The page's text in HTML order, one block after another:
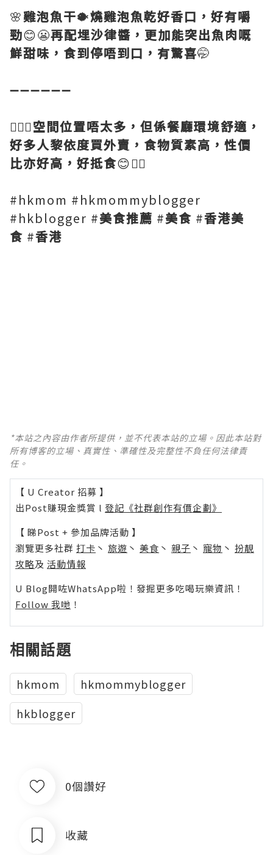
🌸雞泡魚干🐡燒雞泡魚乾好香口，好有嚼
勁😊😬再配埋沙律醬，更加能突出魚肉嘅
鮮甜味，食到停唔到口，有驚喜🤭
➖➖➖➖➖➖
💁🏻‍♀️空間位置唔太多，但係餐廳環境舒適，
好多人黎依度買外賣，食物質素高，性價
比亦好高，好抵食😊👍🏻
#hkmom #hkmommyblogger
#hkblogger #美食推薦 #美食 #香港美
食 #香港
*本站之內容由作者所提供，並不代表本站的立場。因此本站對
所有博客的立場、真實性、準確性及完整性不負任何法律責
任。
【 U Creator 招募 】
出Post賺現金獎賞 l 登記《社群創作有價企劃》
【 睇Post + 參加品牌活動 】
瀏覽更多社群 打卡 丶 旅遊 丶 美食 丶 親子 丶 寵物 丶 扮靚
攻略及 活動情報
U Blog開咗WhatsApp啦！發掘更多吃喝玩樂資訊！
Follow 我哋 ！
相關話題
hkmom
hkmommyblogger
hkblogger
0個讚好
收藏